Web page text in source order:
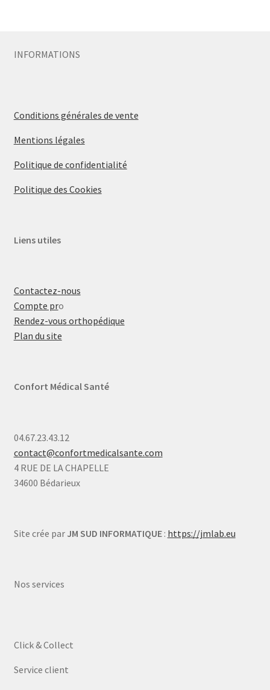
INFORMATIONS
Conditions générales de vente
Mentions légales
Politique de confidentialité
Politique des Cookies
Liens utiles
Contactez-nous
Compte pro
Rendez-vous orthopédique
Plan du site
Confort Médical Santé
04.67.23.43.12
contact@confortmedicalsante.com
4 RUE DE LA CHAPELLE
34600 Bédarieux
Site crée par JM SUD INFORMATIQUE: https://jmlab.eu
Nos services
Click & Collect
Service client